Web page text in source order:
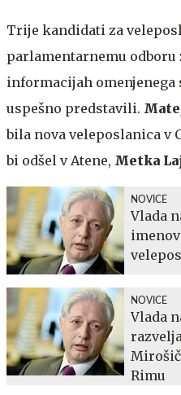
Trije kandidati za
parlamentarnemu
informacijah omenjenega
uspešno predstavili.
bila nova veleposlanica v
bi odšel v Atene, Metka
NOVICE
Vlada
NOVICE
Vlada
Rimu